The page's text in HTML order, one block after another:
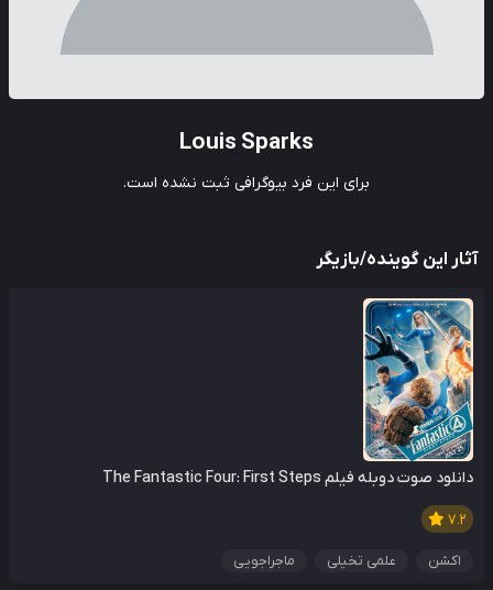
Louis Sparks
برای این فرد بیوگرافی ثبت نشده است.
آثار این گوینده/بازیگر
دانلود صوت دوبله فیلم The Fantastic Four: First Steps
7.2
اکشن علمی تخیلی ماجراجویی